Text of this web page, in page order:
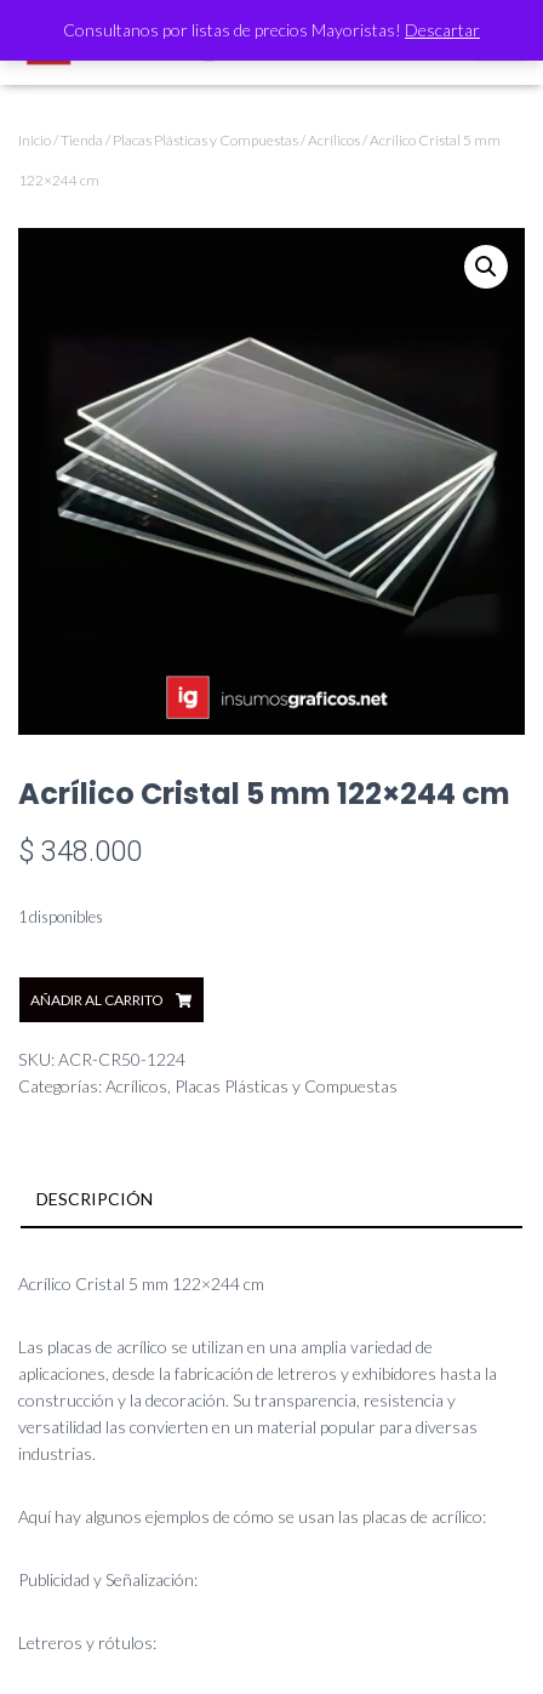
Consultanos por listas de precios Mayoristas! Descartar
Inicio/Tienda / Placas Plásticas y Compuestas/Acrílicos/ Acrílico Cristal 5 mm
122×244 cm
Acrílico Cristal 5 mm 122×244 cm
$ 348.000
1 disponibles
Acrílico
Cristal
mm
122x244
AÑADIR AL CARRITO
SKU:ACR-CR50-1224
Categorías:Acrílicos Placas Plásticas y Compuestas
DESCRIPCIÓN
Acrílico Cristal 5 mm 122×244 cm
Las placas de acrílico se utilizan en una amplia variedad de
aplicaciones, desde la fabricación de letreros y exhibidores hasta la
construcción y la decoración. Su transparencia, resistencia y
versatilidad las convierten en un material popular para diversas
industrias.
Aquí hay algunos ejemplos de cómo se usan las placas de acrílico:
Publicidad y Señalización:
Letreros y rótulos: